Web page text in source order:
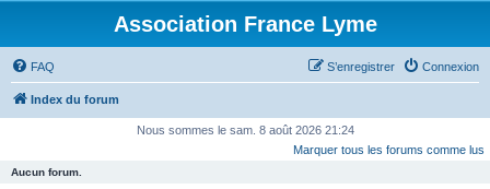
Association France Lyme
FAQ Connexion
S’enregistrer
Index du forum
Nous sommes le sam. 8 août 2026 21:24
Marquer tous les forums comme lus
Aucun forum.